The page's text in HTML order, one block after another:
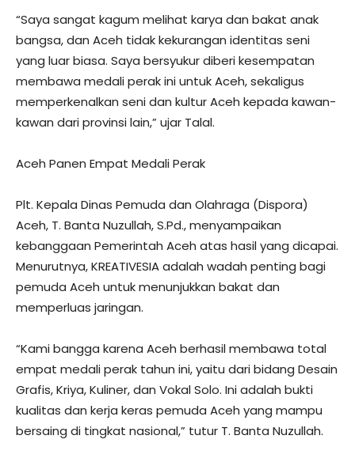
“Saya sangat kagum melihat karya dan bakat anak
bangsa, dan Aceh tidak kekurangan identitas seni
yang luar biasa. Saya bersyukur diberi kesempatan
membawa medali perak ini untuk Aceh, sekaligus
memperkenalkan seni dan kultur Aceh kepada kawan-
kawan dari provinsi lain,” ujar Talal.
Aceh Panen Empat Medali Perak
Plt. Kepala Dinas Pemuda dan Olahraga (Dispora)
Aceh, T. Banta Nuzullah, S.Pd., menyampaikan
kebanggaan Pemerintah Aceh atas hasil yang dicapai.
Menurutnya, KREATIVESIA adalah wadah penting bagi
pemuda Aceh untuk menunjukkan bakat dan
memperluas jaringan.
“Kami bangga karena Aceh berhasil membawa total
empat medali perak tahun ini, yaitu dari bidang Desain
Grafis, Kriya, Kuliner, dan Vokal Solo. Ini adalah bukti
kualitas dan kerja keras pemuda Aceh yang mampu
bersaing di tingkat nasional,” tutur T. Banta Nuzullah.